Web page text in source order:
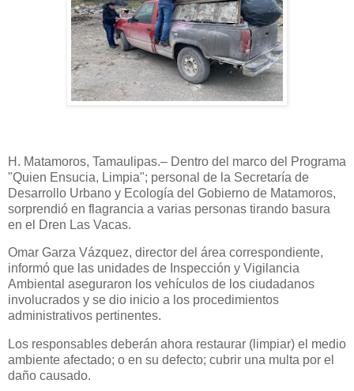
H. Matamoros, Tamaulipas.– Dentro del marco del Programa
"Quien Ensucia, Limpia"; personal de la Secretaría de
Desarrollo Urbano y Ecología del Gobierno de Matamoros,
sorprendió en flagrancia a varias personas tirando basura
en el Dren Las Vacas.
Omar Garza Vázquez, director del área correspondiente,
informó que las unidades de Inspección y Vigilancia
Ambiental aseguraron los vehículos de los ciudadanos
involucrados y se dio inicio a los procedimientos
administrativos pertinentes.
Los responsables deberán ahora restaurar (limpiar) el medio
ambiente afectado; o en su defecto; cubrir una multa por el
daño causado.